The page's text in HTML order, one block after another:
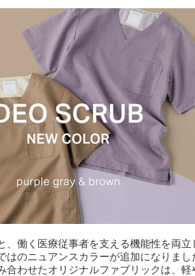
働く医療従事者を支える機能性を両立
のニュアンスカラーが追加になりまし
合わせたオリジナルファブリックは、